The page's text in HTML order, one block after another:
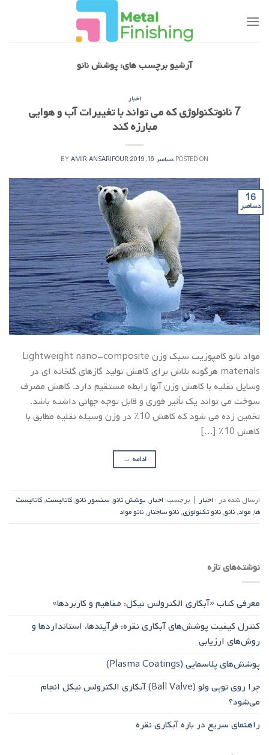
آرشیو برچسب های: پوشش نانو
اخبار
7 نانوتکنولوژی که می تواند با تغییرات آب و هوایی
مبارزه کند
POSTED ON دسامبر 16, 2019 BYAMIR ANSARIPOUR
16
دسامبر
مواد نانو کامپوزیت سبک وزن Lightweight nano-composite
materials هرگونه تلاش برای کاهش تولید گازهای گلخانه ای در
وسایل نقلیه با کاهش وزن آنها رابطه مستقیم دارد. کاهش مصرف
سوخت می تواند یک تأثیر فوری و قابل توجه جهانی داشته باشد.
تخمین زده می شود که کاهش 10٪ در وزن وسیله نقلیه مطابق با
کاهش 10٪ […]
ادامه →
ارسال شده در : اخبار برچسب: اخبار, پوشش نانو, سنسور نانو, کاتالیست, کاتالیست
ها, مواد, نانو, نانو تکنولوژی, نانو ساختار, نانو مواد
نوشته‌های تازه
معرفی کتاب «آبکاری الکترولس نیکل: مفاهیم و کاربردها»
کنترل کیفیت پوشش‌های آبکاری نقره: فرآیندها، استانداردها و
روش‌های ارزیابی
پوشش‌های پلاسمایی (Plasma Coatings)
چرا روی توپی‌ ولو (Ball Valve) آبکاری الکترولس نیکل انجام
می‌شود؟
راهنمای سریع در باره آبکاری نقره